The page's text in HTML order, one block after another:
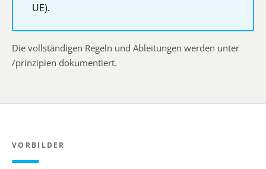
UE).
Die vollständigen Regeln und Ableitungen werden unter
/prinzipien dokumentiert.
VORBILDER